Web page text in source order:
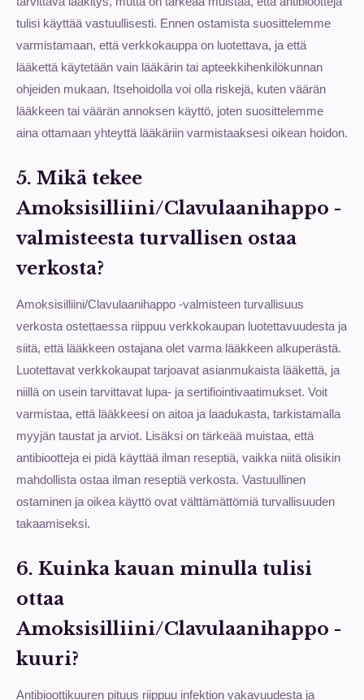
tulisi käyttää vastuullisesti. Ennen ostamista suosittelemme
varmistamaan, että verkkokauppa on luotettava, ja että
lääkettä käytetään vain lääkärin tai apteekkihenkilökunnan
ohjeiden mukaan. Itsehoidolla voi olla riskejä, kuten väärän
lääkkeen tai väärän annoksen käyttö, joten suosittelemme
aina ottamaan yhteyttä lääkäriin varmistaaksesi oikean hoidon.
5. Mikä tekee
Amoksisilliini/Clavulaanihappo -
valmisteesta turvallisen ostaa
verkosta?
Amoksisilliini/Clavulaanihappo -valmisteen turvallisuus
verkosta ostettaessa riippuu verkkokaupan luotettavuudesta ja
siitä, että lääkkeen ostajana olet varma lääkkeen alkuperästä.
Luotettavat verkkokaupat tarjoavat asianmukaista lääkettä, ja
niillä on usein tarvittavat lupa- ja sertifiointivaatimukset. Voit
varmistaa, että lääkkeesi on aitoa ja laadukasta, tarkistamalla
myyjän taustat ja arviot. Lisäksi on tärkeää muistaa, että
antibiootteja ei pidä käyttää ilman reseptiä, vaikka niitä olisikin
mahdollista ostaa ilman reseptiä verkosta. Vastuullinen
ostaminen ja oikea käyttö ovat välttämättömiä turvallisuuden
takaamiseksi.
6. Kuinka kauan minulla tulisi
ottaa
Amoksisilliini/Clavulaanihappo -
kuuri?
Antibioottikuuren pituus riippuu infektion vakavuudesta ja